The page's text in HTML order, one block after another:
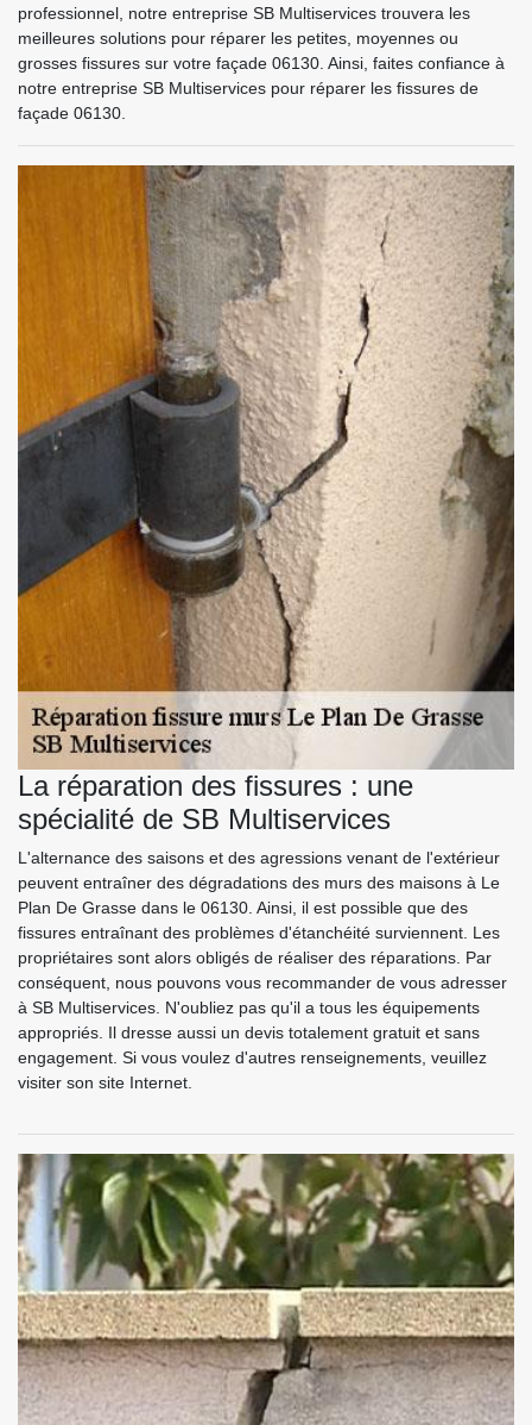
professionnel, notre entreprise SB Multiservices trouvera les
meilleures solutions pour réparer les petites, moyennes ou
grosses fissures sur votre façade 06130. Ainsi, faites confiance à
notre entreprise SB Multiservices pour réparer les fissures de
façade 06130.
La réparation des fissures : une
spécialité de SB Multiservices
L'alternance des saisons et des agressions venant de l'extérieur
peuvent entraîner des dégradations des murs des maisons à Le
Plan De Grasse dans le 06130. Ainsi, il est possible que des
fissures entraînant des problèmes d'étanchéité surviennent. Les
propriétaires sont alors obligés de réaliser des réparations. Par
conséquent, nous pouvons vous recommander de vous adresser
à SB Multiservices. N'oubliez pas qu'il a tous les équipements
appropriés. Il dresse aussi un devis totalement gratuit et sans
engagement. Si vous voulez d'autres renseignements, veuillez
visiter son site Internet.